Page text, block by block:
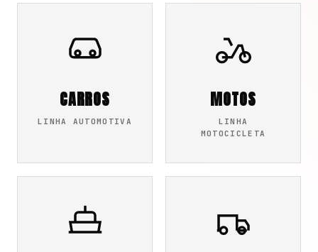
CARROS
LINHA AUTOMOTIVA
MOTOS
LINHA
MOTOCICLETA